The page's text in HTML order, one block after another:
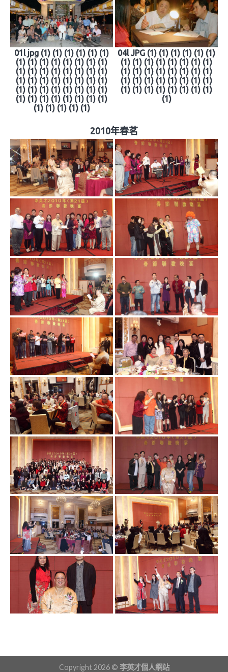
01l jpg (1) (1) (1) (1) (1) (1)
(1) (1) (1) (1) (1) (1) (1) (1)
(1) (1) (1) (1) (1) (1) (1) (1)
(1) (1) (1) (1) (1) (1) (1) (1)
(1) (1) (1) (1) (1) (1) (1) (1)
(1) (1) (1) (1) (1) (1) (1) (1)
(1) (1) (1) (1) (1)
04l JPG (1) (1) (1) (1) (1) (1)
(1) (1) (1) (1) (1) (1) (1) (1)
(1) (1) (1) (1) (1) (1) (1) (1)
(1) (1) (1) (1) (1) (1) (1) (1)
(1) (1) (1) (1) (1) (1) (1) (1)
(1)
2010年春茗
Copyright 2026 © 李英才個人網站